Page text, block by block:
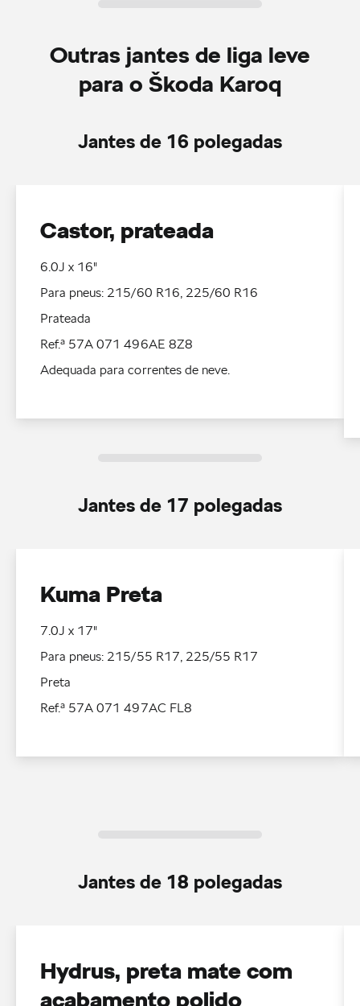
Outras jantes de liga leve
para o Škoda Karoq
Jantes de 16 polegadas
Castor, prateada
6.0J x 16"
Para pneus: 215/60 R16, 225/60 R16
Prateada
Ref.ª 57A 071 496AE 8Z8
Adequada para correntes de neve.
Jantes de 17 polegadas
Kuma Preta
7.0J x 17"
Para pneus: 215/55 R17, 225/55 R17
Preta
Ref.ª 57A 071 497AC FL8
Jantes de 18 polegadas
Hydrus, preta mate com
acabamento polido